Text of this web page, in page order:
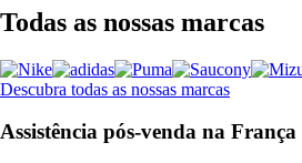
Todas as nossas marcas
Descubra todas as nossas marcas
Assistência pós-venda na França